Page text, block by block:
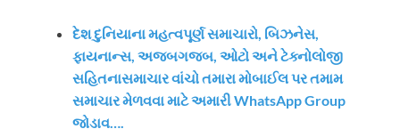
દેશ દુનિયાના મહત્વપૂર્ણ સમાચારો, બિઝનેસ,
ફાયનાન્સ, અજબગજબ, ઓટો અને ટેક્નોલોજી
સહિતનાસમાચાર વાંચો તમારા મોબાઈલ પર તમામ
સમાચાર મેળવવા માટે અમારી WhatsApp Group
જોડાવ….